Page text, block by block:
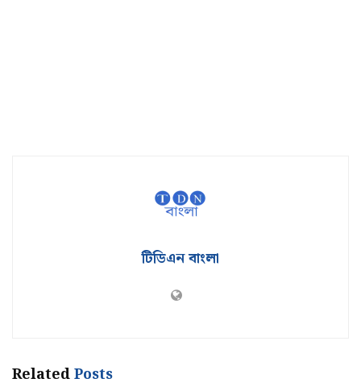
টিডিএন বাংলা
RelatedPosts